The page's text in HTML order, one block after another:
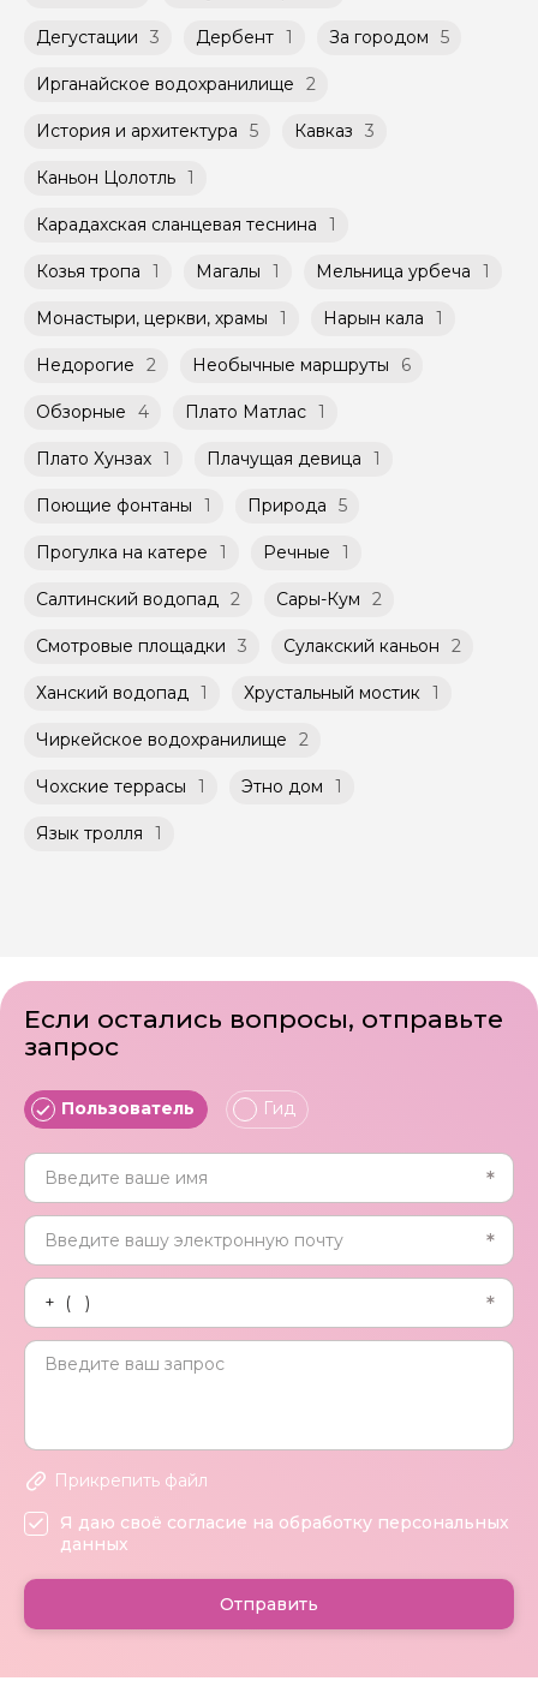
Дегустации 3 Дербент 1 За городом 5
Ирганайское водохранилище 2
История и архитектура 5 Кавказ 3
Каньон Цолотль 1
Карадахская сланцевая теснина 1
Козья тропа 1 Магалы 1 Мельница урбеча 1
Монастыри, церкви, храмы 1 Нарын кала 1
Недорогие 2 Необычные маршруты 6
Обзорные 4 Плато Матлас 1
Плато Хунзах 1 Плачущая девица 1
Поющие фонтаны 1 Природа 5
Прогулка на катере 1 Речные 1
Салтинский водопад 2 Сары-Кум 2
Смотровые площадки 3 Сулакский каньон 2
Ханский водопад 1 Хрустальный мостик 1
Чиркейское водохранилище 2
Чохские террасы 1 Этно дом 1
Язык тролля 1
Если остались вопросы, отправьте
запрос
Пользователь Гид
Прикрепить файл
Я даю своё согласие на обработку персональных
данных
Отправить